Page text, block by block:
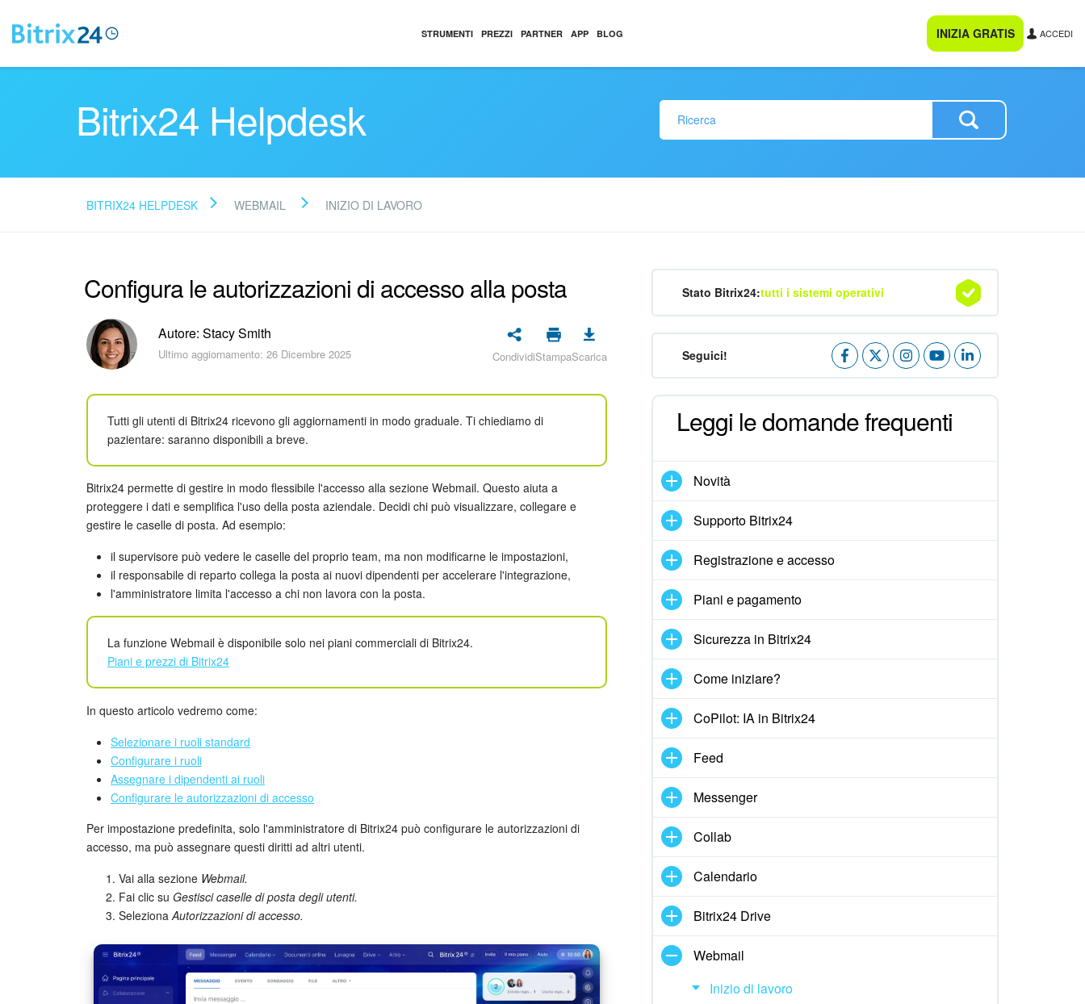
STRUMENTI PREZZI PARTNER APP BLOG INIZIA GRATIS ACCEDI
Bitrix24 Helpdesk
BITRIX24 HELPDESK WEBMAIL INIZIO DI LAVORO
Configura le autorizzazioni di accesso alla posta
Autore: Stacy Smith
Ultimo aggiornamento: 26 Dicembre 2025 CondividiStampaScarica
Tutti gli utenti di Bitrix24 ricevono gli aggiornamenti in modo graduale. Ti chiediamo di
pazientare: saranno disponibili a breve.
Bitrix24 permette di gestire in modo flessibile l'accesso alla sezione Webmail. Questo aiuta a
proteggere i dati e semplifica l'uso della posta aziendale. Decidi chi può visualizzare, collegare e
gestire le caselle di posta. Ad esempio:
il supervisore può vedere le caselle del proprio team, ma non modificarne le impostazioni,
il responsabile di reparto collega la posta ai nuovi dipendenti per accelerare l'integrazione,
l'amministratore limita l'accesso a chi non lavora con la posta.
La funzione Webmail è disponibile solo nei piani commerciali di Bitrix24.
Piani e prezzi di Bitrix24
In questo articolo vedremo come:
Selezionare i ruoli standard
Configurare i ruoli
Assegnare i dipendenti ai ruoli
Configurare le autorizzazioni di accesso
Per impostazione predefinita, solo l'amministratore di Bitrix24 può configurare le autorizzazioni di
accesso, ma può assegnare questi diritti ad altri utenti.
Vai alla sezione Webmail.
Fai clic su Gestisci caselle di posta degli utenti.
Seleziona Autorizzazioni di accesso.
Stato Bitrix24:tutti i sistemi operativi
Seguici!
Leggi le domande frequenti
Novità
Supporto Bitrix24
Registrazione e accesso
Piani e pagamento
Sicurezza in Bitrix24
Come iniziare?
CoPilot: IA in Bitrix24
Feed
Messenger
Collab
Calendario
Bitrix24 Drive
Webmail
Inizio di lavoro